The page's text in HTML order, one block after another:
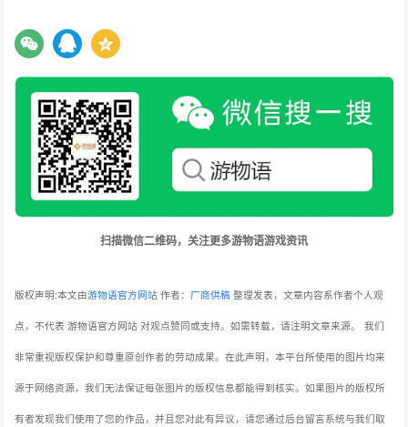
扫描微信二维码，关注更多游物语游戏资讯
版权声明:本文由游物语官方网站 作者： 厂商供稿 整理发表，文章内容系作者个人观
点，不代表 游物语官方网站 对观点赞同或支持。如需转载，请注明文章来源。 我们
非常重视版权保护和尊重原创作者的劳动成果。在此声明，本平台所使用的图片均来
源于网络资源，我们无法保证每张图片的版权信息都能得到核实。如果图片的版权所
有者发现我们使用了您的作品，并且您对此有异议，请您通过后台留言系统与我们取